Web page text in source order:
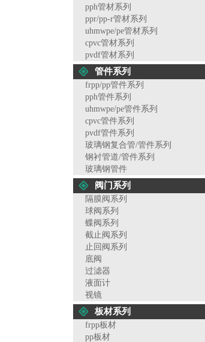
pph管材系列
ppr/pp-r管材系列
uhmwpe/pe管材系列
cpvc管材系列
pvdf管材系列
管件系列
frpp/pp管件系列
pph管件系列
uhmwpe/pe管件系列
cpvc管件系列
pvdf管件系列
玻璃钢复合管/管件系列
钢衬管道/管件系列
玻璃钢管件
阀门系列
隔膜阀系列
球阀系列
蝶阀系列
截止阀系列
止回阀系列
底阀
过滤器
液面计
视镜
板材系列
frpp板材
pp板材